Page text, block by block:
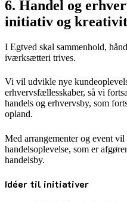
6. Handel og
initiativ og
I Egtved skal sammenhold,
iværksætteri trives.
Vi vil udvikle nye
erhvervsfællesskaber, så vi
handels og erhvervsby, som
opland.
Med arrangementer og event
handelsoplevelse, som er
handelsby.
Idéer til initiativer